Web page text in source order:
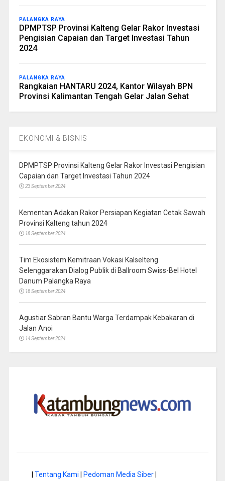
PALANGKA RAYA
DPMPTSP Provinsi Kalteng Gelar Rakor Investasi
Pengisian Capaian dan Target Investasi Tahun
2024
PALANGKA RAYA
Rangkaian HANTARU 2024, Kantor Wilayah BPN
Provinsi Kalimantan Tengah Gelar Jalan Sehat
EKONOMI & BISNIS
DPMPTSP Provinsi Kalteng Gelar Rakor Investasi Pengisian
Capaian dan Target Investasi Tahun 2024
23 September 2024
Kementan Adakan Rakor Persiapan Kegiatan Cetak Sawah
Provinsi Kalteng tahun 2024
18 September 2024
Tim Ekosistem Kemitraan Vokasi Kalselteng
Selenggarakan Dialog Publik di Ballroom Swiss-Bel Hotel
Danum Palangka Raya
18 September 2024
Agustiar Sabran Bantu Warga Terdampak Kebakaran di
Jalan Anoi
14 September 2024
Tentang Kami Pedoman Media Siber|